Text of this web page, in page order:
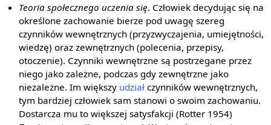
Teoria społecznego uczenia się. Człowiek decydując się na
określone zachowanie bierze pod uwagę szereg
czynników wewnętrznych (przyzwyczajenia, umiejętności,
wiedzę) oraz zewnętrznych (polecenia, przepisy,
otoczenie). Czynniki wewnętrzne są postrzegane przez
niego jako zależne, podczas gdy zewnętrzne jako
niezależne. Im większy udział czynników wewnętrznych,
tym bardziej człowiek sam stanowi o swoim zachowaniu.
Dostarcza mu to większej satysfakcji (Rotter 1954)